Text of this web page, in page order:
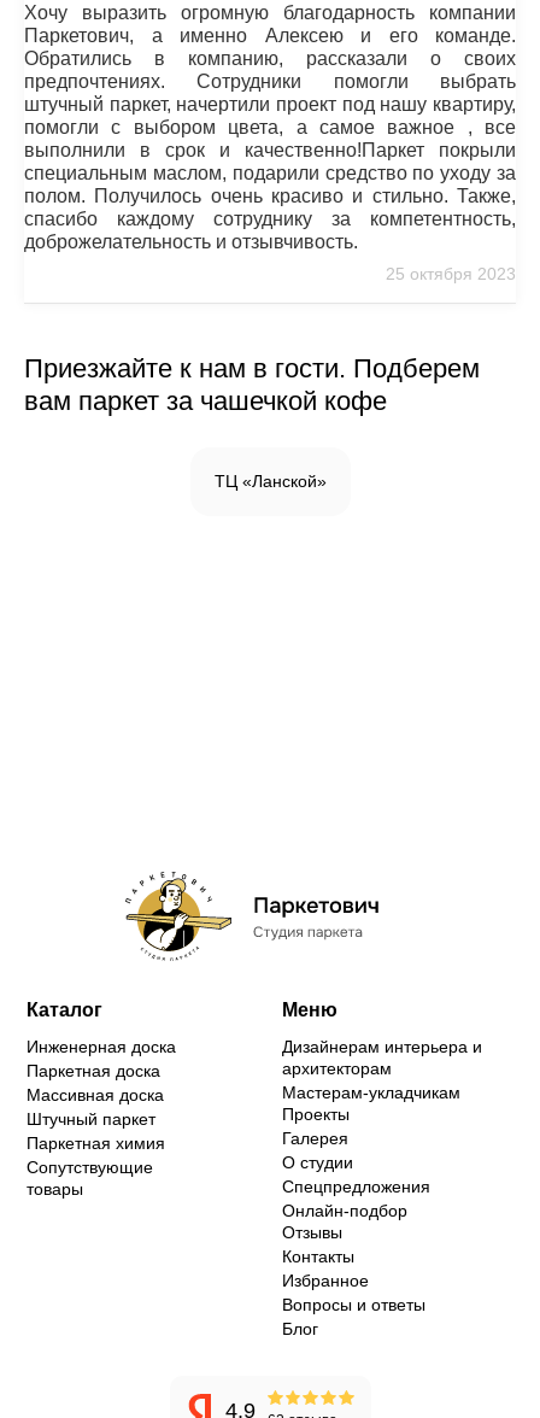
Хочу выразить огромную благодарность компании
Паркетович, а именно Алексею и его команде.
Обратились в компанию, рассказали о своих
предпочтениях. Сотрудники помогли выбрать
штучный паркет, начертили проект под нашу квартиру,
помогли с выбором цвета, а самое важное , все
выполнили в срок и качественно!Паркет покрыли
специальным маслом, подарили средство по уходу за
полом. Получилось очень красиво и стильно. Также,
спасибо каждому сотруднику за компетентность,
доброжелательность и отзывчивость.
25 октября 2023
Приезжайте к нам в гости. Подберем
вам паркет за чашечкой кофе
ТЦ «Ланской»
Каталог
Инженерная доска
Паркетная доска
Массивная доска
Штучный паркет
Паркетная химия
Сопутствующие
товары
Меню
Дизайнерам интерьера и
архитекторам
Мастерам-укладчикам
Проекты
Галерея
О студии
Спецпредложения
Онлайн-подбор
Отзывы
Контакты
Избранное
Вопросы и ответы
Блог
4.9